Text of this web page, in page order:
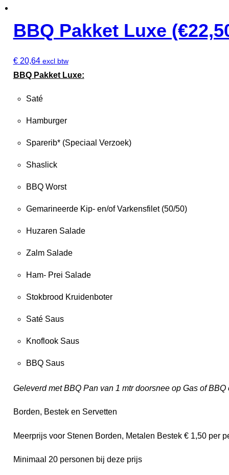
BBQ Pakket Luxe
€20,64 excl btw
BBQ Pakket Luxe:
Saté
Hamburger
Sparerib* (Speciaal Verzoek)
Shaslick
BBQ Worst
Gemarineerde Kip- en/of Varkensfilet (50/50)
Huzaren Salade
Zalm Salade
Ham- Prei Salade
Stokbrood Kruidenboter
Saté Saus
Knoflook Saus
BBQ Saus
Geleverd met BBQ Pan van 1 mtr doorsnee op Gas of BBQ
Borden, Bestek en Servetten
Meerprijs voor Stenen Borden, Metalen Bestek € 1,50 per
Minimaal 20 personen bij deze prijs